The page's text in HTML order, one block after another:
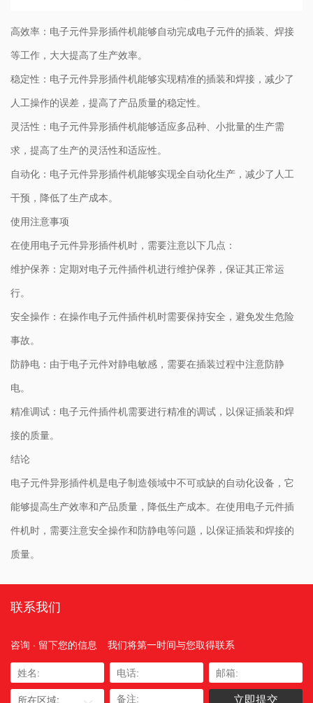
高效率：电子元件异形插件机能够自动完成电子元件的插装、焊接
等工作，大大提高了生产效率。
稳定性：电子元件异形插件机能够实现精准的插装和焊接，减少了
人工操作的误差，提高了产品质量的稳定性。
灵活性：电子元件异形插件机能够适应多品种、小批量的生产需
求，提高了生产的灵活性和适应性。
自动化：电子元件异形插件机能够实现全自动化生产，减少了人工
干预，降低了生产成本。
使用注意事项
在使用电子元件异形插件机时，需要注意以下几点：
维护保养：定期对电子元件插件机进行维护保养，保证其正常运
行。
安全操作：在操作电子元件插件机时需要保持安全，避免发生危险
事故。
防静电：由于电子元件对静电敏感，需要在插装过程中注意防静
电。
精准调试：电子元件插件机需要进行精准的调试，以保证插装和焊
接的质量。
结论
电子元件异形插件机是电子制造领域中不可或缺的自动化设备，它
能够提高生产效率和产品质量，降低生产成本。在使用电子元件插
件机时，需要注意安全操作和防静电等问题，以保证插装和焊接的
质量。
联系我们
咨询 · 留下您的信息 我们将第一时间与您取得联系
所在区域: